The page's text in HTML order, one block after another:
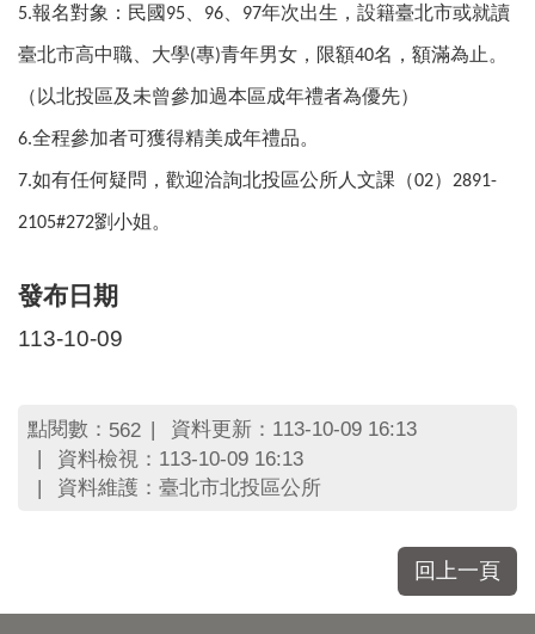
臺
北
區
里
界
說
臺
鄰
名
5.報名對象：民國 95 96 97年次出生，設籍臺北市或就讀
臺北市高中職、大學(專)青年男女，限額40名，額滿為止。
（以北投區及未曾參加過本區成年禮者為優先）
6.全程參加者可獲得精美成年禮品。
7.如有任何疑問，歡迎洽詢北投區公所人文課（02） 2891-
2105#272劉小姐。
發布日期
113-10-09
點閱數： 562
資料更新：113-10-09 16:13
資料檢視：113-10-09 16:13
資料維護：臺北市北投區公所
回上一頁